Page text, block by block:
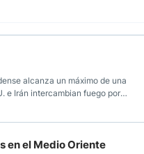
alcanza un máximo de una
e Irán intercambian fuego por
en el Medio Oriente